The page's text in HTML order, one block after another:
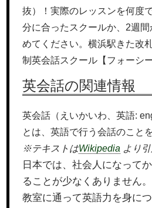
抜）！実際のレッスンを何度
分に合ったスクールか、2週
めてください。横浜駅きた改
制英会話スクール【フォーシ
英会話の関連情報
英会話（えいかいわ、英語:
とは、英語で行う会話のこと
※テキストはWikipedia より
日本では、社会人になって
ることが少なくありません
教室に通って英語力を身に